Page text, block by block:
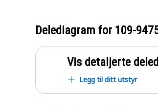
Delediagram for 109-
Vis detaljerte
Legg til ditt utstyr